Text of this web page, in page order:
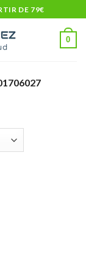
DE 79€
0